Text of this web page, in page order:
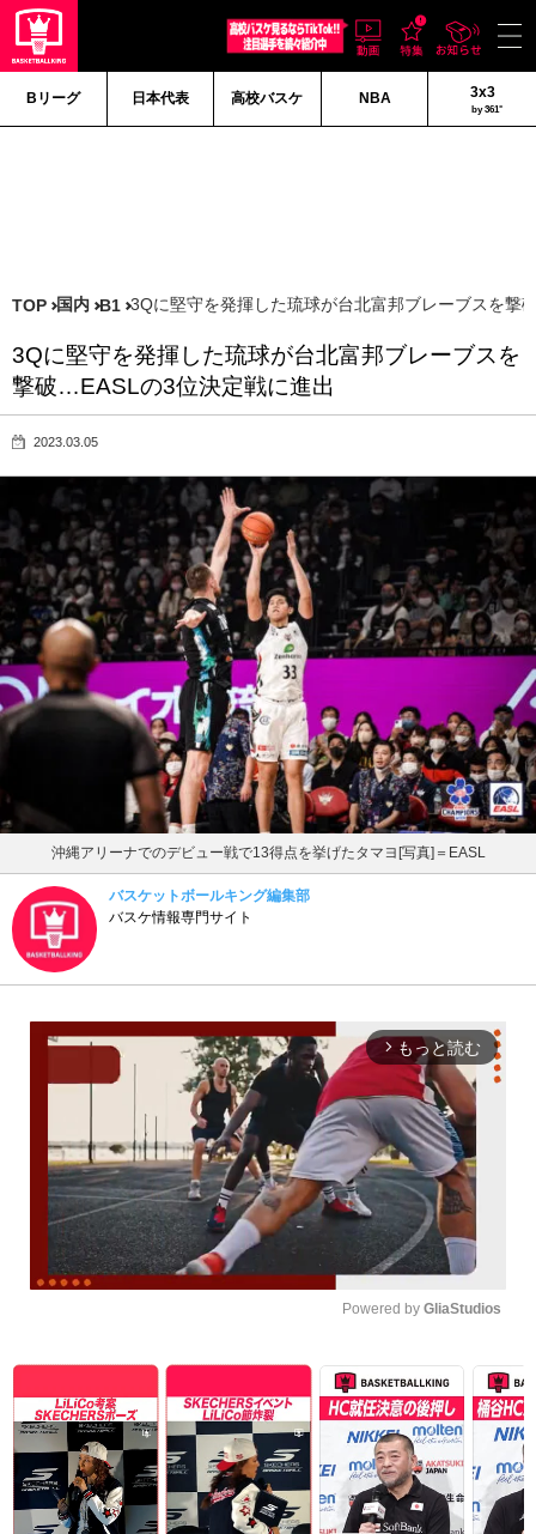
Bリーグ 日本代表 高校バスケ NBA 3x3
by 361°
TOP 国内 B1 3Qに堅守を発揮した琉球が台北富邦ブレーブスを撃
3Qに堅守を発揮した琉球が台北富邦ブレーブスを
撃破…EASLの3位決定戦に進出
2023.03.05
沖縄アリーナでのデビュー戦で13得点を挙げたタマヨ[写真]＝EASL
バスケットボールキング編集部
バスケ情報専門サイト
arrow_forward_ios もっと読む
Powered by GliaStudios